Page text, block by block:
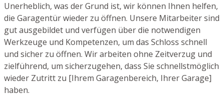
Unerheblich, was der Grund ist, wir können Ihnen helfen,
die Garagentür wieder zu öffnen. Unsere Mitarbeiter sind
gut ausgebildet und verfügen über die notwendigen
Werkzeuge und Kompetenzen, um das Schloss schnell
und sicher zu öffnen. Wir arbeiten ohne Zeitverzug und
zielführend, um sicherzugehen, dass Sie schnellstmöglich
wieder Zutritt zu [Ihrem Garagenbereich, Ihrer Garage]
haben.